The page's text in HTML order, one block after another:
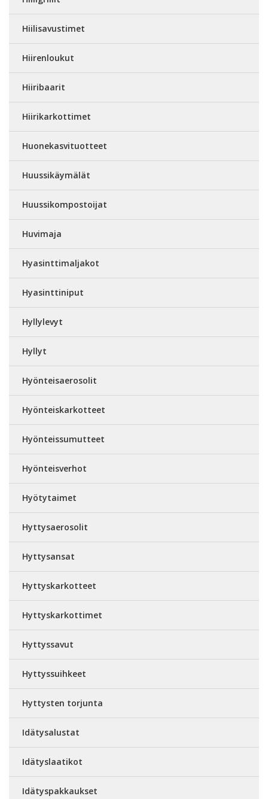
Hiilisavustimet
Hiirenloukut
Hiiribaarit
Hiirikarkottimet
Huonekasvituotteet
Huussikäymälät
Huussikompostoijat
Huvimaja
Hyasinttimaljakot
Hyasinttiniput
Hyllylevyt
Hyllyt
Hyönteisaerosolit
Hyönteiskarkotteet
Hyönteissumutteet
Hyönteisverhot
Hyötytaimet
Hyttysaerosolit
Hyttysansat
Hyttyskarkotteet
Hyttyskarkottimet
Hyttyssavut
Hyttyssuihkeet
Hyttysten torjunta
Idätysalustat
Idätyslaatikot
Idätyspakkaukset